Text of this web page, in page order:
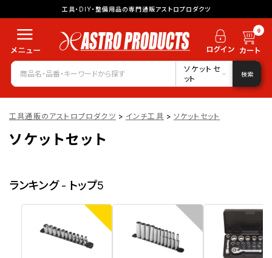
工具・DIY・整備用品の専門通販アストロプロダクツ
0
ソケットセ
ット
検索
工具通販のアストロプロダクツ > インチ工具 > ソケットセット
ソケットセット
ランキング - トップ5
1 2